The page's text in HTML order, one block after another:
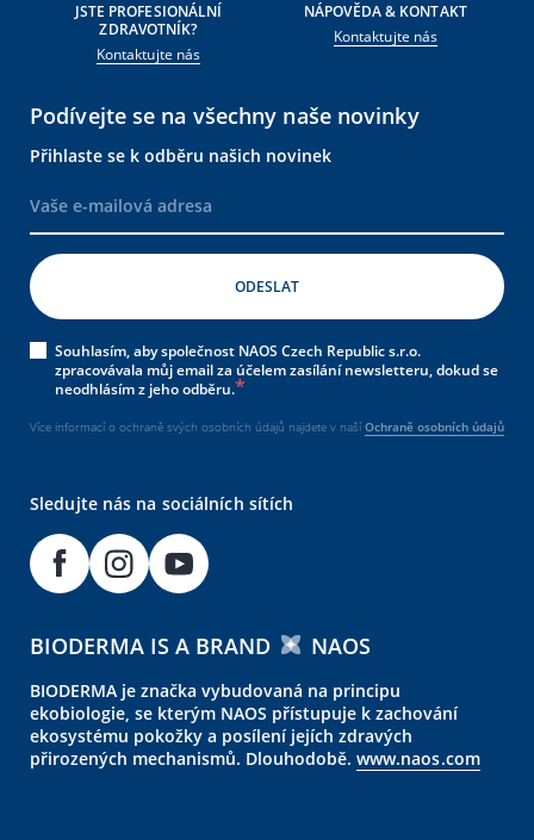
JSTE PROFESIONÁLNÍ
ZDRAVOTNÍK?
Kontaktujte nás
NÁPOVĚDA & KONTAKT
Kontaktujte nás
Podívejte se na všechny naše novinky
Přihlaste se k odběru našich novinek
Souhlasím, aby společnost NAOS Czech Republic s.r.o.
zpracovávala můj email za účelem zasílání newsletteru, dokud se
neodhlásím z jeho odběru.
Více informací o ochraně svých osobních údajů najdete v naší Ochraně osobních údajů
Sledujte nás na sociálních sítích
BIODERMA IS A BRAND NAOS
BIODERMA je značka vybudovaná na principu
ekobiologie, se kterým NAOS přístupuje k zachování
ekosystému pokožky a posílení jejích zdravých
přirozených mechanismů. Dlouhodobě. www.naos.com